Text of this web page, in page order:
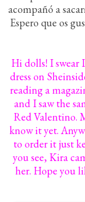
acompañó a
Espero que os
Hi dolls! I swear
dress on
reading a
and I saw the
Red Valentino.
know it yet.
to order it just
you see, Kira
her. Hope you